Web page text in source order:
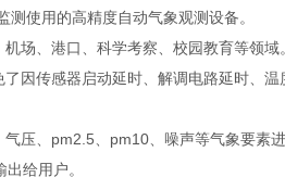
使用的高精度自动气象观测设备。
、港口、科学考察、校园教育等领域。
传感器启动延时、解调电路延时、温
、pm2.5、pm10、噪声等气象要素
给用户。